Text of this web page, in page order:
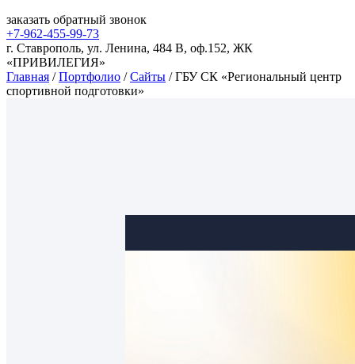
заказать обратный звонок
+7-962-455-99-73
г. Ставрополь, ул. Ленина, 484 В, оф.152, ЖК
«ПРИВИЛЕГИЯ»
Главная / Портфолио / Сайты / ГБУ СК «Региональный центр
спортивной подготовки»